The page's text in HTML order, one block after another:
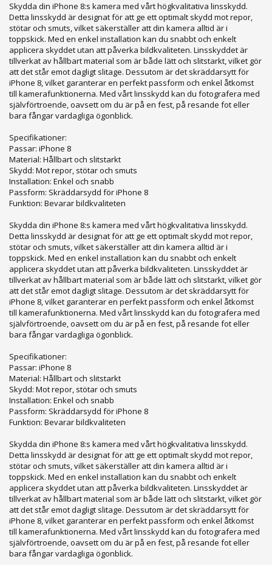
Skydda din iPhone 8:s kamera med vårt högkvalitativa linsskydd.
Detta linsskydd är designat för att ge ett optimalt skydd mot repor,
stötar och smuts, vilket säkerställer att din kamera alltid är i
toppskick. Med en enkel installation kan du snabbt och enkelt
applicera skyddet utan att påverka bildkvaliteten. Linsskyddet är
tillverkat av hållbart material som är både lätt och slitstarkt, vilket gör
att det står emot dagligt slitage. Dessutom är det skräddarsytt för
iPhone 8, vilket garanterar en perfekt passform och enkel åtkomst
till kamerafunktionerna. Med vårt linsskydd kan du fotografera med
självförtroende, oavsett om du är på en fest, på resande fot eller
bara fångar vardagliga ögonblick.
Specifikationer:
Passar: iPhone 8
Material: Hållbart och slitstarkt
Skydd: Mot repor, stötar och smuts
Installation: Enkel och snabb
Passform: Skräddarsydd för iPhone 8
Funktion: Bevarar bildkvaliteten
Skydda din iPhone 8:s kamera med vårt högkvalitativa linsskydd.
Detta linsskydd är designat för att ge ett optimalt skydd mot repor,
stötar och smuts, vilket säkerställer att din kamera alltid är i
toppskick. Med en enkel installation kan du snabbt och enkelt
applicera skyddet utan att påverka bildkvaliteten. Linsskyddet är
tillverkat av hållbart material som är både lätt och slitstarkt, vilket gör
att det står emot dagligt slitage. Dessutom är det skräddarsytt för
iPhone 8, vilket garanterar en perfekt passform och enkel åtkomst
till kamerafunktionerna. Med vårt linsskydd kan du fotografera med
självförtroende, oavsett om du är på en fest, på resande fot eller
bara fångar vardagliga ögonblick.
Specifikationer:
Passar: iPhone 8
Material: Hållbart och slitstarkt
Skydd: Mot repor, stötar och smuts
Installation: Enkel och snabb
Passform: Skräddarsydd för iPhone 8
Funktion: Bevarar bildkvaliteten
Skydda din iPhone 8:s kamera med vårt högkvalitativa linsskydd.
Detta linsskydd är designat för att ge ett optimalt skydd mot repor,
stötar och smuts, vilket säkerställer att din kamera alltid är i
toppskick. Med en enkel installation kan du snabbt och enkelt
applicera skyddet utan att påverka bildkvaliteten. Linsskyddet är
tillverkat av hållbart material som är både lätt och slitstarkt, vilket gör
att det står emot dagligt slitage. Dessutom är det skräddarsytt för
iPhone 8, vilket garanterar en perfekt passform och enkel åtkomst
till kamerafunktionerna. Med vårt linsskydd kan du fotografera med
självförtroende, oavsett om du är på en fest, på resande fot eller
bara fångar vardagliga ögonblick.